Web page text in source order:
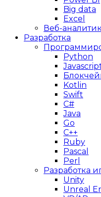
Big data
Excel
Веб-
Разработка
Python
Kotlin
Swift
C#
Java
Go
C++
Ruby
Pascal
Perl
Разработка
Unity
Unreal